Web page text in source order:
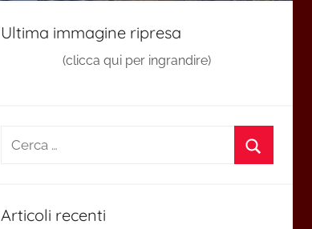
Ultima immagine ripresa
(clicca qui per ingrandire)
Ricerca
Articoli recenti